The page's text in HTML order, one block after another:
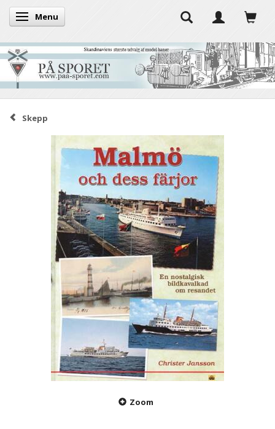
Toggle navigation
Menu
Skepp
Zoom